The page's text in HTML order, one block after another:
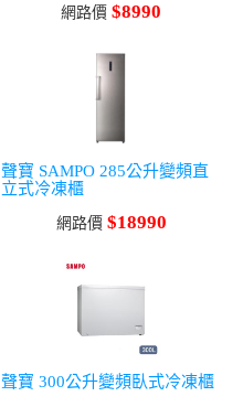
網路價 $8990
聲寶 SAMPO 285公升變頻直
立式冷凍櫃
網路價 $18990
聲寶 300公升變頻臥式冷凍櫃